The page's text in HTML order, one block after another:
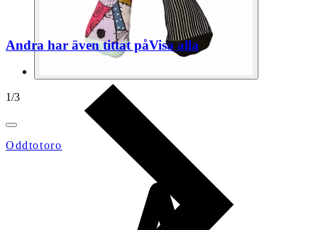
1/3
Oddtotoro
Andra har även tittat påVisa alla